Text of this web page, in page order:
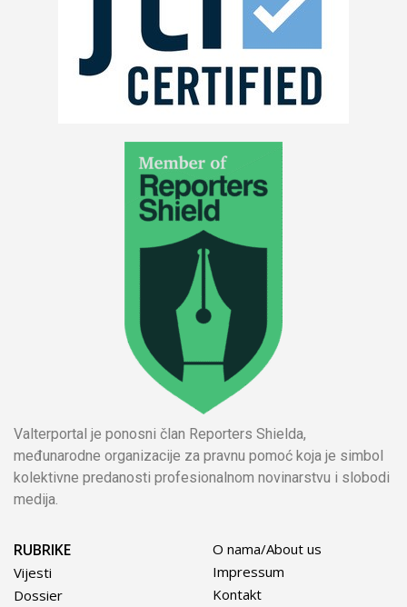
Valterportal je ponosni član Reporters Shielda,
međunarodne organizacije za pravnu pomoć koja je simbol
kolektivne predanosti profesionalnom novinarstvu i slobodi
medija.
RUBRIKE
Vijesti
Dossier
O nama/About us
Impressum
Kontakt